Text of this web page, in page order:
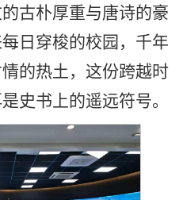
古朴厚重与唐诗的豪
日穿梭的校园，千年
的热土，这份跨越时
史书上的遥远符号。